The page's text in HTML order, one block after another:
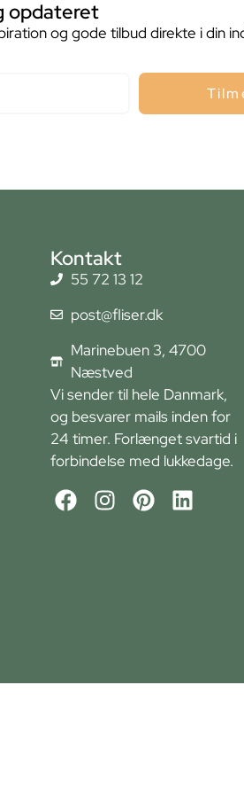
opdateret
og gode tilbud direkte i din
Kontakt
55 72 13 12
post@fliser.dk
Marinebuen 3, 4700
Næstved
Vi sender til hele Danmark,
og besvarer mails inden for
24 timer. Forlænget svartid i
forbindelse med lukkedage.